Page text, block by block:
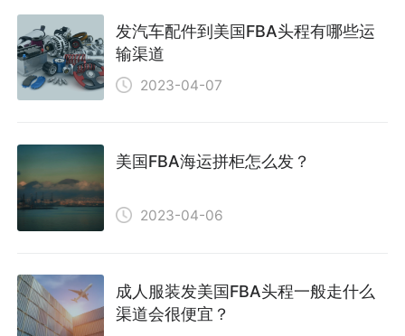
发汽车配件到美国FBA头程有哪些运
输渠道
2023-04-07
美国FBA海运拼柜怎么发？
2023-04-06
成人服装发美国FBA头程一般走什么
渠道会很便宜？